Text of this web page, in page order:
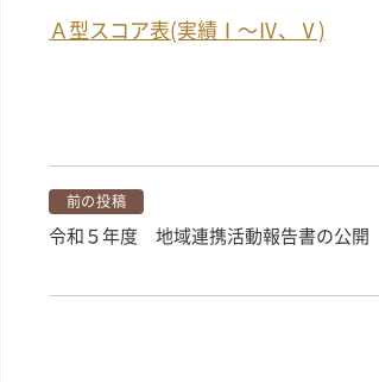
Ａ型スコア表(実績Ⅰ～Ⅳ、Ⅴ)
前の投稿
令和５年度 地域連携活動報告書の公開